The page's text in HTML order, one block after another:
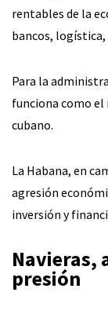
rentables de la
bancos, logística,
Para la
funciona como
cubano.
La Habana, en
agresión
inversión y
Navieras,
presión